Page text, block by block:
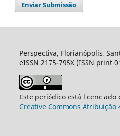
Enviar Submissão
Perspectiva, Florianópolis,
eISSN 2175-795X (ISSN print
Este periódico está licenciado
Creative Commons Atribuição